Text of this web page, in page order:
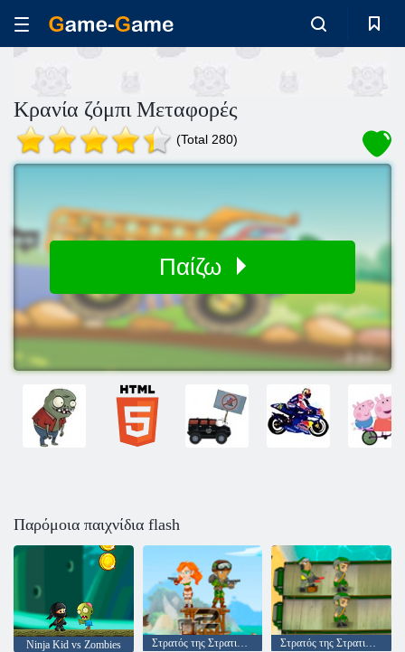
Κρανία ζόμπι Μεταφορές
(Total 280)
Παίζω
Παρόμοια παιχνίδια flash
Ninja Kid vs Zombies Στρατός της Στρατιώτες: Αντίσταση Στρατός της Στρατιώτες Παγκοσμίου Πολέμου